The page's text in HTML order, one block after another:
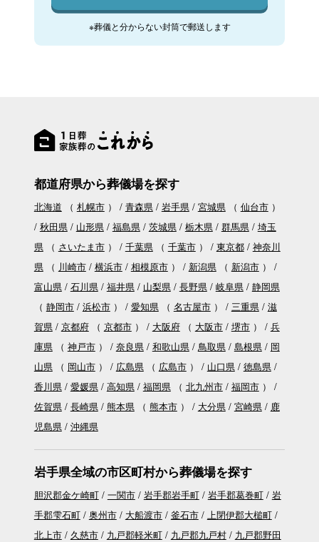
※葬儀と分からない封筒で郵送します
都道府県から葬儀場を探す
北海道 （ 札幌市） 青森県 岩手県 宮城県（ 仙台市）
秋田県
山形県 福島県 茨城県 栃木県 群馬県
埼玉
県（ さいたま市） 千葉県（ 千葉市） 東京都
神奈川
県（ 川崎市 横浜市 相模原市） 新潟県（ 新潟市）
富山県
石川県 福井県 山梨県 長野県 岐阜県
静岡県
（ 静岡市 浜松市） 愛知県（ 名古屋市） 三重県
滋
賀県
京都府（ 京都市） 大阪府（ 大阪市 堺市）
兵
庫県（ 神戸市） 奈良県 和歌山県 鳥取県 島根県
岡
山県（ 岡山市） 広島県（ 広島市） 山口県
徳島県
香川県
愛媛県 高知県 福岡県（ 北九州市 福岡市）
佐賀県
長崎県 熊本県（ 熊本市） 大分県 宮崎県
鹿
児島県
沖縄県
岩手県全域の市区町村から葬儀場を探す
胆沢郡金ケ崎町 一関市 岩手郡岩手町 岩手郡葛巻町
岩
手郡雫石町
奥州市 大船渡市 釜石市
上閉伊郡大槌町
北上市
久慈市 九戸郡軽米町 九戸郡九戸村
九戸郡野田